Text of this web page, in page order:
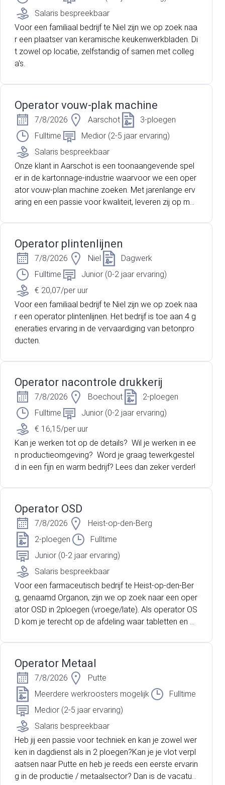
Salaris bespreekbaar
Voor een familiaal bedrijf te Niel zijn we op zoek naa
r een plaatser van keramische keukenwerkbladen. Di
t zowel op locatie, zelfstandig of samen met colleg
a's.
Operator vouw-plak machine
7/8/2026 Aarschot
3-ploegen
Fulltime
Medior (2-5 jaar ervaring)
Salaris bespreekbaar
Onze klant in Aarschot is een toonaangevende spel
er in de kartonnage-industrie waarvoor we een oper
ator vouw-plan machine zoeken. Met jarenlange erv
aring en een passie voor kwaliteit, leveren zij op ma
n. Binnen hun productieflow spelen het drukken en v
ouw-plakken een cruciale rol in het creëren van een
hoogwaardig eindproduct.
Operator plintenlijnen
7/8/2026 Niel
Dagwerk
Fulltime
Junior (0-2 jaar ervaring)
€ 20,07/per uur
Voor een familiaal bedrijf te Niel zijn we op zoek naa
r een operator plintenlijnen. Het bedrijf is toe aan 4 g
eneraties ervaring in de vervaardiging van betonpro
ducten.
Operator nacontrole drukkerij
7/8/2026 Boechout
2-ploegen
Fulltime
Junior (0-2 jaar ervaring)
€ 16,15/per uur
Kan je werken tot op de details? Wil je werken in ee
n productieomgeving? Word je graag tewerkgestel
d in een fijn en warm bedrijf? Lees dan zeker verder!
Operator OSD
7/8/2026
Heist-op-den-Berg
2-ploegen
Fulltime
Junior (0-2 jaar ervaring)
Salaris bespreekbaar
Voor een farmaceutisch bedrijf te Heist-op-den-Ber
g, genaamd Organon, zijn we op zoek naar een oper
ator OSD in 2ploegen (vroege/late). Als operator OS
D kom je terecht op de afdeling waar tabletten en dr
n.
Operator Metaal
7/8/2026
Putte
Meerdere werkroosters mogelijk
Fulltime
Medior (2-5 jaar ervaring)
Salaris bespreekbaar
Heb jij een passie voor techniek en kan je zowel wer
ken in dagdienst als in 2 ploegen?Kan je je vlot verpl
aatsen naar Putte en heb je reeds een eerste ervarin
g in de productie / metaalsector? Dan is de vacatur